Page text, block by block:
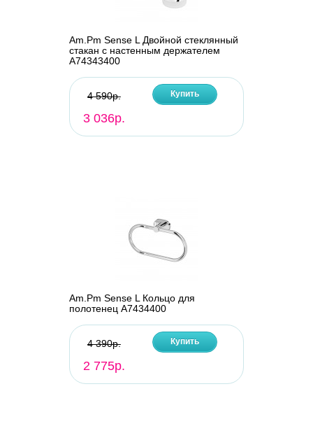
Am.Pm Sense L Двойной стеклянный
стакан с настенным держателем
A74343400
4 590р.
3 036р.
Купить
Am.Pm Sense L Кольцо для
полотенец A7434400
4 390р.
2 775р.
Купить